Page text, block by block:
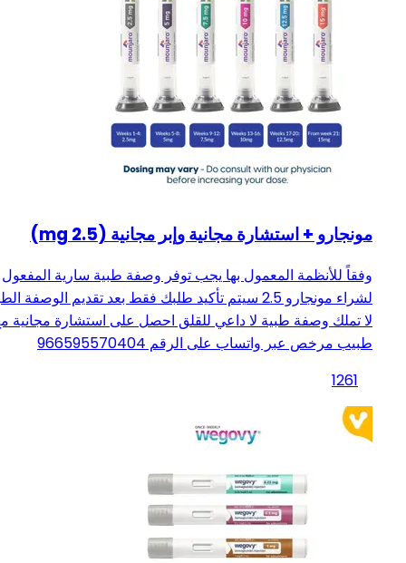
مونجارو + استشارة مجانية وإبر مجانية (2.5 mg)
وفقاً للأنظمة المعمول بها يجب توفر وصفة طبية سارية المفعول
لشراء مونجارو 2.5 سيتم تأكيد طلبك فقط بعد تقديم الوصفة
لا تملك وصفة طبية لا داعي للقلق احصل على استشارة مجانية
طبيب مرخص عبر واتساب على الرقم 966595570404
1261